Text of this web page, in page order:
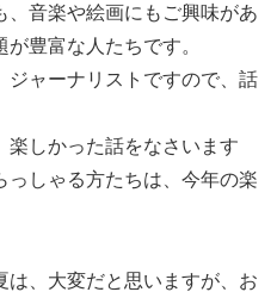
、音楽や絵画にもご興味があ
豊富な人たちです。
ジャーナリストですので、話
楽しかった話をなさいます
っしゃる方たちは、今年の楽
は、大変だと思いますが、お